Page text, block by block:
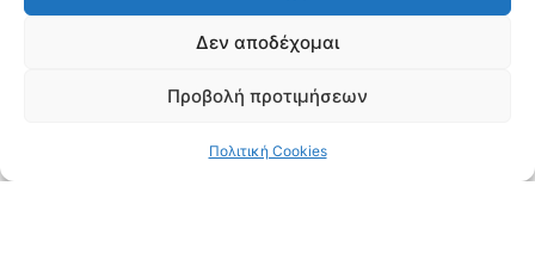
Δεν αποδέχομαι
Προβολή προτιμήσεων
Πολιτική Cookies
2008.